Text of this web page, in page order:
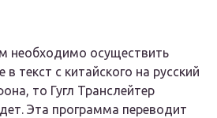
необходимо осуществить
в текст с китайского на русский
то Гугл Транслейтер
Эта программа переводит